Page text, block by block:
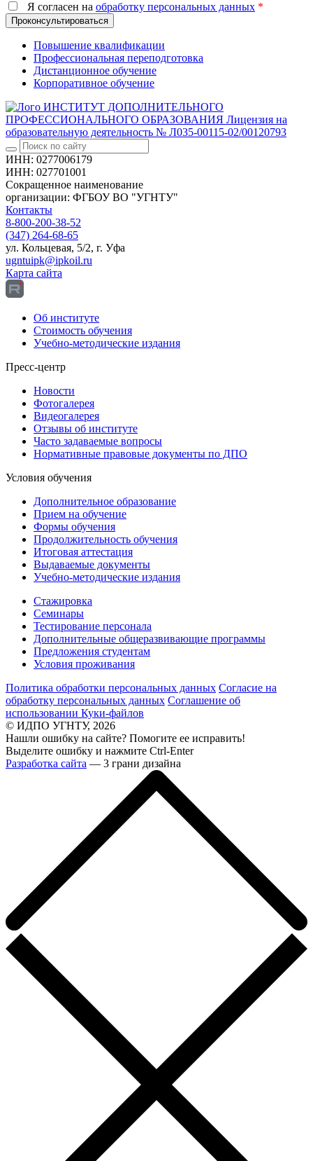
Я согласен на обработку персональных данных *
Проконсультироваться
Повышение квалификации
Профессиональная переподготовка
Дистанционное обучение
Корпоративное обучение
ИНСТИТУТ ДОПОЛНИТЕЛЬНОГО
ПРОФЕССИОНАЛЬНОГО ОБРАЗОВАНИЯ Лицензия на
образовательную деятельность № Л035-00115-02/00120793
ИНН: 0277006179
ИНН: 027701001
Сокращенное наименование
организации: ФГБОУ ВО "УГНТУ"
Контакты
8-800-200-38-52
(347) 264-68-65
ул. Кольцевая, 5/2, г. Уфа
ugntuipk@ipkoil.ru
Карта сайта
Об институте
Стоимость обучения
Учебно-методические издания
Пресс-центр
Новости
Фотогалерея
Видеогалерея
Отзывы об институте
Часто задаваемые вопросы
Нормативные правовые документы по ДПО
Условия обучения
Дополнительное образование
Прием на обучение
Формы обучения
Продолжительность обучения
Итоговая аттестация
Выдаваемые документы
Учебно-методические издания
Стажировка
Семинары
Тестирование персонала
Дополнительные общеразвивающие программы
Предложения студентам
Условия проживания
Политика обработки персональных данных Согласие на
обработку персональных данных Соглашение об
использовании Куки-файлов
© ИДПО УГНТУ, 2026
Нашли ошибку на сайте? Помогите ее исправить!
Выделите ошибку и нажмите Ctrl-Enter
Разработка сайта — 3 грани дизайна